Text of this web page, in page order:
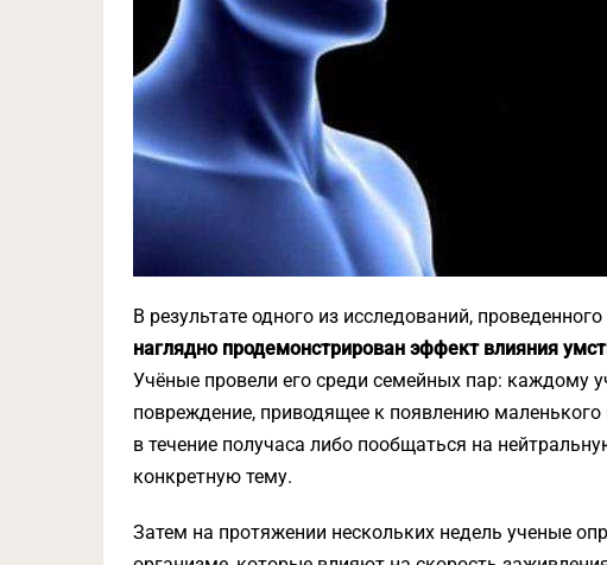
В результате одного из исследований,
наглядно продемонстрирован эффект влияния
Учёные провели его среди семейных пар: каждому
повреждение, приводящее к появлению
в течение получаса либо пообщаться на
конкретную тему.
Затем на протяжении нескольких недель ученые